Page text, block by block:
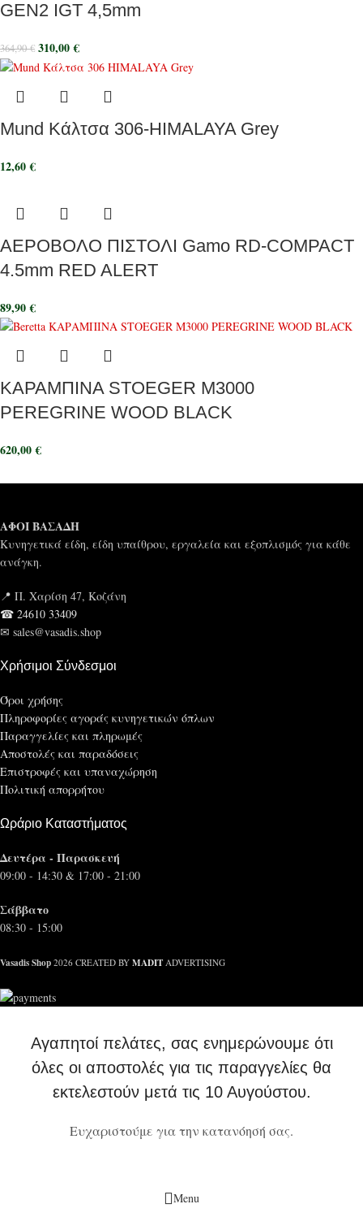
GEN2 IGT 4,5mm
364,90€ 310,00€
Mund Κάλτσα 306-HIMALAYA Grey
12,60€
ΑΕΡΟΒΟΛΟ ΠΙΣΤΟΛΙ Gamo RD-COMPACT
4.5mm RED ALERT
89,90€
ΚΑΡΑΜΠΙΝΑ STOEGER M3000
PEREGRINE WOOD BLACK
620,00€
ΑΦΟΙ ΒΑΣΑΔΗ
Κυνηγετικά είδη, είδη υπαίθρου, εργαλεία και εξοπλισμός για κάθε
ανάγκη.
📍 Π. Χαρίση 47, Κοζάνη
☎ 24610 33409
✉ sales@vasadis.shop
Χρήσιμοι Σύνδεσμοι
Όροι χρήσης
Πληροφορίες αγοράς κυνηγετικών όπλων
Παραγγελίες και πληρωμές
Αποστολές και παραδόσεις
Επιστροφές και υπαναχώρηση
Πολιτική απορρήτου
Ωράριο Καταστήματος
Δευτέρα - Παρασκευή
09:00 - 14:30 & 17:00 - 21:00
Σάββατο
08:30 - 15:00
Vasadis Shop 2026 CREATED BY MADIT ADVERTISING
Αγαπητοί πελάτες, σας ενημερώνουμε ότι
όλες οι αποστολές για τις παραγγελίες θα
εκτελεστούν μετά τις 10 Αυγούστου.
Ευχαριστούμε για την κατανόησή σας.
Menu